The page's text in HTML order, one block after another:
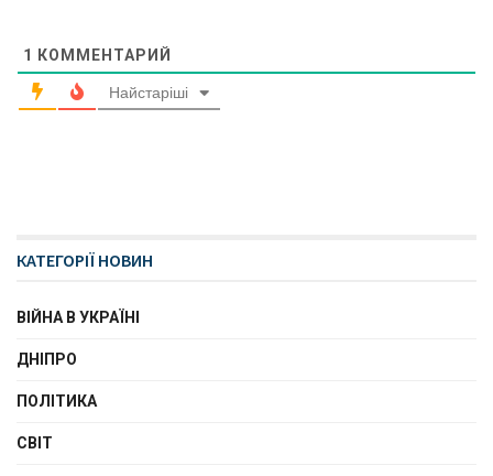
1 КОММЕНТАРИЙ
Найстаріші
КАТЕГОРІЇ НОВИН
ВІЙНА В УКРАЇНІ
ДНІПРО
ПОЛІТИКА
СВІТ